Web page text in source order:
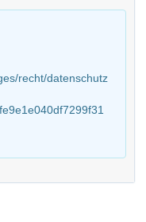
recht/datenschutz